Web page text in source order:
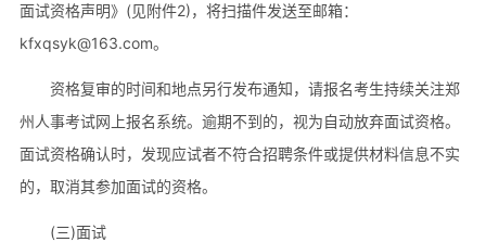
面试资格声明》(见附件2)，将扫描件发送至邮箱：
kfxqsyk@163.com。
资格复审的时间和地点另行发布通知，请报名考生持续关注郑
州人事考试网上报名系统。逾期不到的，视为自动放弃面试资格。
面试资格确认时，发现应试者不符合招聘条件或提供材料信息不实
的，取消其参加面试的资格。
(三)面试